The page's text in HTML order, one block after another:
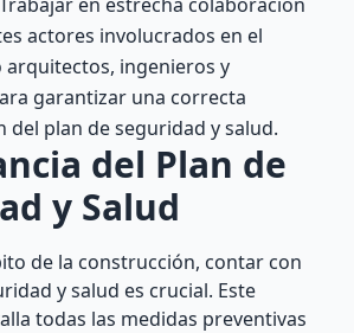
actores involucrados en el
arquitectos, ingenieros y
garantizar una correcta
del plan de seguridad y salud.
del Plan de
y Salud
de la construcción, contar con
y salud es crucial. Este
todas las medidas preventivas